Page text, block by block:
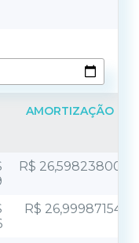
AMORTIZAÇÃO
R$ 26,59823800
R$ 26,99987154